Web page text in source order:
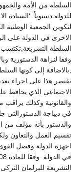
السلطة من الأمة
للدولة دستوياً. ‘السيادة
لتكوين الجمعية الوطنية
الاخرى في الدولة على
السلطة
وفقا لنزاهة الدستورية
,بالاضافة إلى كونها
يقتصر هذا على اجراء
الاجتماعى الذي يحافظ
والقانونية وكذلك
في ديباجة الدستورالتى
والدستور بأنه مؤلف من
تقسيم العمل والتعاون
اجهزة الدولة وفصل
التشريعة للبرلمان